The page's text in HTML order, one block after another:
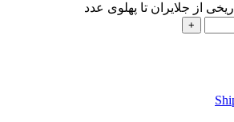
از جلایران تا پهلوی عدد
+